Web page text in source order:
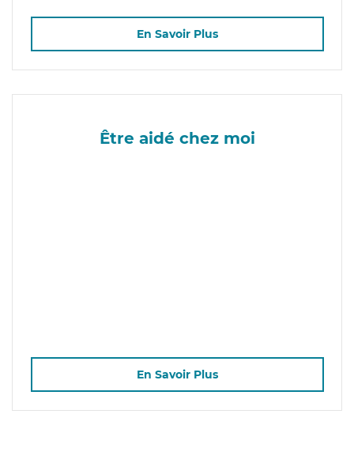
En Savoir Plus
Être aidé chez moi
En Savoir Plus